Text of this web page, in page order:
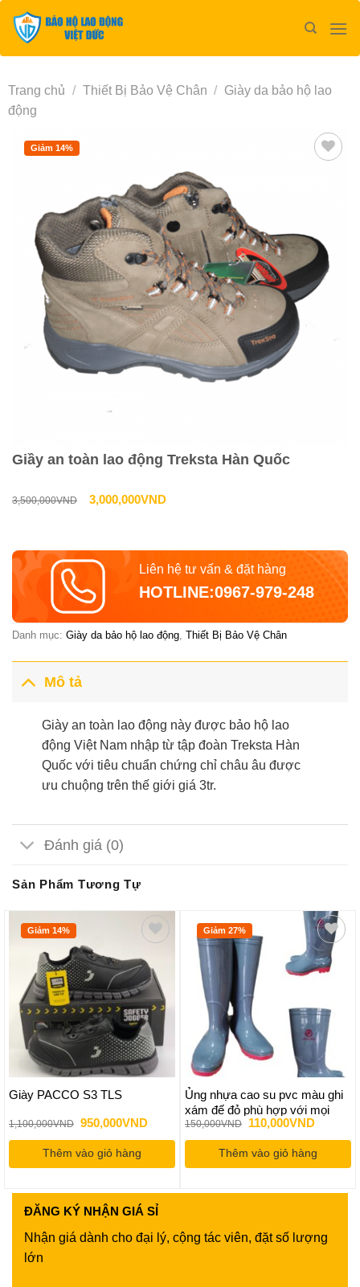
qua
Trang chủ / Thiết Bị Bảo Vệ Chân / Giày da bảo hộ lao
động
Giảm 14%
Giầy an toàn lao động Treksta Hàn Quốc
3,500,000VND
Giá
là:
3,500,000VND.
3,000,000VNDGiá
tại
là:
Liên hệ tư vấn & đặt hàng
HOTLINE:0967-979-248
Danh mục: Giày da bảo hộ lao động Thiết Bị Bảo Vệ Chân
Mô tả
Giày an toàn lao động này được bảo hộ lao
động Việt Nam nhập từ tập đoàn Treksta Hàn
Quốc với tiêu chuẩn chứng chỉ châu âu được
ưu chuộng trên thế giới giá 3tr.
Đánh giá (0)
Sản Phẩm Tương Tự
Giảm 14%
Giày PACCO S3 TLS
1,100,000VND Giá
là:
1,100,000VND.
950,000VNDGiá
tại
Thêm vào giỏ hàng
Giảm 27%
Ủng nhựa cao su pvc màu ghi
xám đế đỏ phù hợp với mọi
môi trường lao động
150,000VND
Giá
là:
150,000VND.
110,000VNDGiá
tại
là:
Thêm vào giỏ hàng
ĐĂNG KÝ NHẬN GIÁ SỈ
Nhận giá dành cho đại lý, cộng tác viên, đặt số lượng
lớn